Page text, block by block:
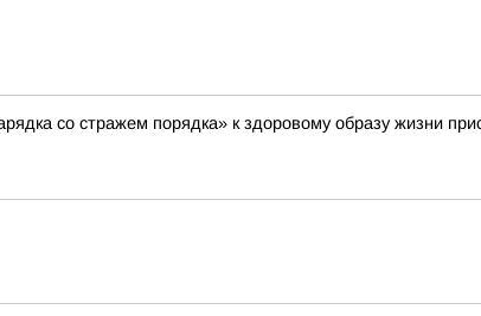
со стражем порядка» к здоровому образу жизни